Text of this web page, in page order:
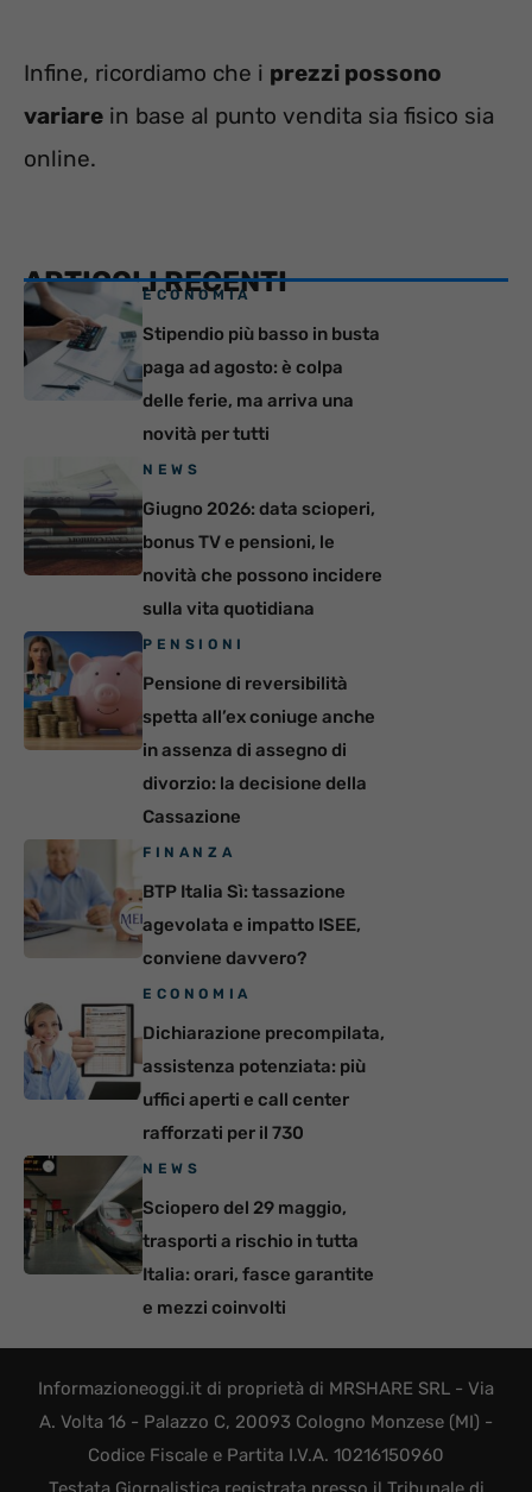
Infine, ricordiamo che i prezzi possono
variare in base al punto vendita sia fisico sia
online.
ARTICOLI RECENTI
ECONOMIA
Stipendio più basso in busta
paga ad agosto: è colpa
delle ferie, ma arriva una
novità per tutti
NEWS
Giugno 2026: data scioperi,
bonus TV e pensioni, le
novità che possono incidere
sulla vita quotidiana
PENSIONI
Pensione di reversibilità
spetta all’ex coniuge anche
in assenza di assegno di
divorzio: la decisione della
Cassazione
FINANZA
BTP Italia Sì: tassazione
agevolata e impatto ISEE,
conviene davvero?
ECONOMIA
Dichiarazione precompilata,
assistenza potenziata: più
uffici aperti e call center
rafforzati per il 730
NEWS
Sciopero del 29 maggio,
trasporti a rischio in tutta
Italia: orari, fasce garantite
e mezzi coinvolti
Informazioneoggi.it di proprietà di MRSHARE SRL - Via
A. Volta 16 - Palazzo C, 20093 Cologno Monzese (MI) -
Codice Fiscale e Partita I.V.A. 10216150960